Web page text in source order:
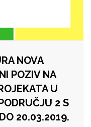
NOVA
POZIV NA
U
2 S
20.03.2019.